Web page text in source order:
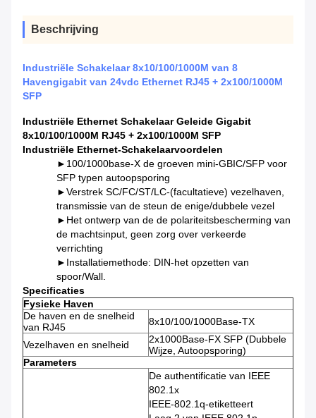
Beschrijving
Industriële Schakelaar 8x10/100/1000M van 8
Havengigabit van 24vdc Ethernet RJ45 + 2x100/1000M
SFP
Industriële Ethernet Schakelaar Geleide Gigabit
8x10/100/1000M RJ45 + 2x100/1000M SFP
Industriële Ethernet-Schakelaarvoordelen
► 100/1000base-X de groeven mini-GBIC/SFP voor
SFP typen autoopsporing
►Verstrek SC/FC/ST/LC-(facultatieve) vezelhaven,
transmissie van de steun de enige/dubbele vezel
►Het ontwerp van de de polariteitsbescherming van
de machtsinput, geen zorg over verkeerde
verrichting
►Installatiemethode: DIN-het opzetten van
spoor/Wall.
Specificaties
Fysieke Haven
De haven en de snelheid
van RJ45
8x10/100/1000Base-TX
Vezelhaven en snelheid
2x1000Base-FX SFP (Dubbele
Wijze, Autoopsporing)
Parameters
De authentificatie van IEEE
802.1x
IEEE-802.1q-etiketteert